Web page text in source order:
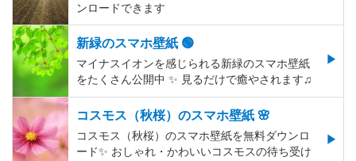
ンロードできます
新緑のスマホ壁紙 🟢
マイナスイオンを感じられる新緑のスマホ壁紙
をたくさん公開中 ✨ 見るだけで癒やされます♫
コスモス（秋桜）のスマホ壁紙 🌸
コスモス（秋桜）のスマホ壁紙を無料ダウンロ
ード✨️ おしゃれ・かわいいコスモスの待ち受け